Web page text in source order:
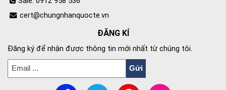
cert@chungnhanquocte.vn
ĐĂNG KÍ
Đăng ký để nhận được thông tin mới nhất từ chúng tôi.